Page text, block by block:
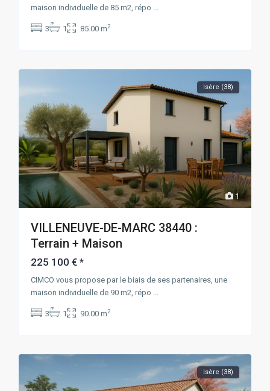
maison individuelle de 85 m2, répo
3 1 85.00 m2
1
Isère (38)
VILLENEUVE-DE-MARC 38440 :
Terrain + Maison
225 100 €*
CIMCO vous propose par le biais de ses partenaires, une
maison individuelle de 90 m2, répo
3 1 90.00 m2
Isère (38)